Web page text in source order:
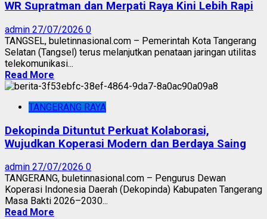
WR Supratman dan Merpati Raya Kini Lebih Rapi
admin 27/07/2026 0
TANGSEL, buletinnasional.com – Pemerintah Kota Tangerang
Selatan (Tangsel) terus melanjutkan penataan jaringan utilitas
telekomunikasi...
Read More
TANGERANG RAYA
Dekopinda Dituntut Perkuat Kolaborasi,
Wujudkan Koperasi Modern dan Berdaya Saing
admin 27/07/2026 0
TANGERANG, buletinnasional.com – Pengurus Dewan
Koperasi Indonesia Daerah (Dekopinda) Kabupaten Tangerang
Masa Bakti 2026–2030...
Read More